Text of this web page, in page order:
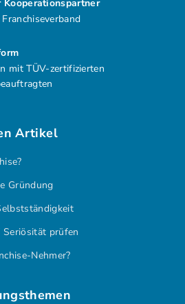
mit TÜV-zertifizierten
Artikel
Gründung
Seriösität prüfen
Nehmer?